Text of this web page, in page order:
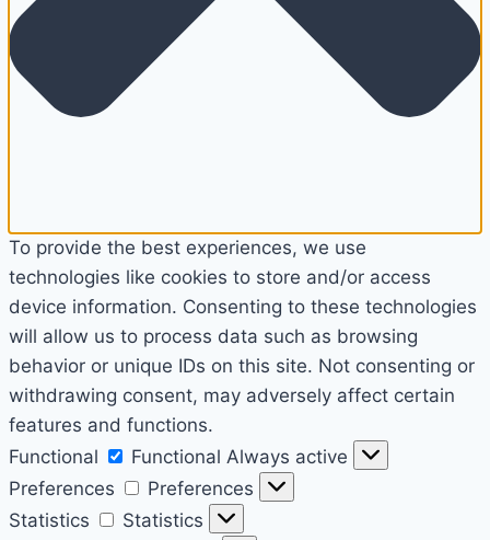
To provide the best experiences, we use
technologies like cookies to store and/or access
device information. Consenting to these technologies
will allow us to process data such as browsing
behavior or unique IDs on this site. Not consenting or
withdrawing consent, may adversely affect certain
features and functions.
Functional
Functional Always active
Preferences
Preferences
Statistics
Statistics